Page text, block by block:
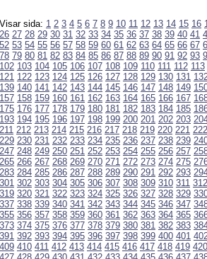
Visar sida: 1 2 3 4 5 6 7 8 9 10 11 12 13 14 15 16
26 27 28 29 30 31 32 33 34 35 36 37 38 39 40 41
52 53 54 55 56 57 58 59 60 61 62 63 64 65 66 67
78 79 80 81 82 83 84 85 86 87 88 89 90 91 92 93
102 103 104 105 106 107 108 109 110 111 112 113
121 122 123 124 125 126 127 128 129 130 131
139 140 141 142 143 144 145 146 147 148 149
157 158 159 160 161 162 163 164 165 166 167
175 176 177 178 179 180 181 182 183 184 185
193 194 195 196 197 198 199 200 201 202 203
211 212 213 214 215 216 217 218 219 220 221 222
229 230 231 232 233 234 235 236 237 238 239
247 248 249 250 251 252 253 254 255 256 257
265 266 267 268 269 270 271 272 273 274 275
283 284 285 286 287 288 289 290 291 292 293
301 302 303 304 305 306 307 308 309 310 311 312
319 320 321 322 323 324 325 326 327 328 329
337 338 339 340 341 342 343 344 345 346 347
355 356 357 358 359 360 361 362 363 364 365
373 374 375 376 377 378 379 380 381 382 383
391 392 393 394 395 396 397 398 399 400 401
409 410 411 412 413 414 415 416 417 418 419 420